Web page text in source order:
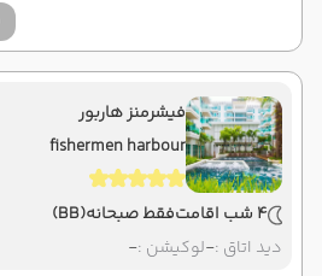
فیشرمنز هاربور
fishermen harbour
4 شب اقامت فقط صبحانه(BB)
دید اتاق :-لوکیشن :-